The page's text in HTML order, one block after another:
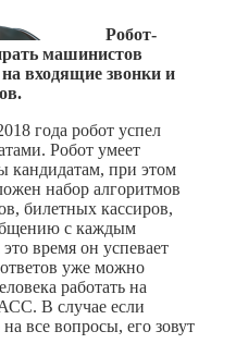
Робот-
машинистов
входящие звонки и
года робот успел
Робот умеет
кандидатам, при этом
набор алгоритмов
билетных кассиров,
с каждым
время он успевает
уже можно
работать на
В случае если
все вопросы, его зовут